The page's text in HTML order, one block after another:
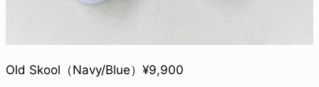
Old Skool（Navy/Blue）¥9,900